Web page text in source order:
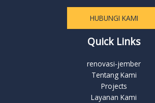
HUBUNGI KAMI
Quick Links
renovasi-jember
Tentang Kami
Projects
Layanan Kami